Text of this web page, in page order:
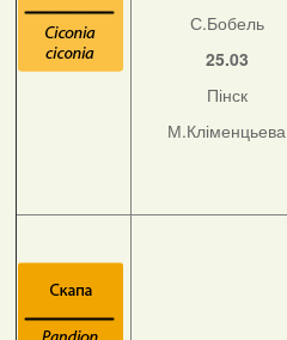
С.Бобель
25.03
Пінск
М.Кліменцьева